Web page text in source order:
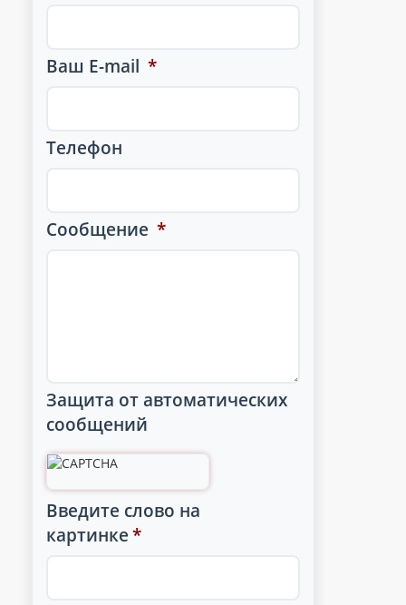
Ваш E-mail *
Телефон
Сообщение *
Защита от автоматических
сообщений
Введите слово на
картинке *